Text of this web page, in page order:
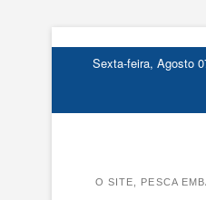
Sexta-feira, Agosto
O SITE, PESCA